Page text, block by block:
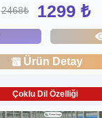
2468₺ 1299 ₺
Ürün Detay
Çoklu Dil Özelliği